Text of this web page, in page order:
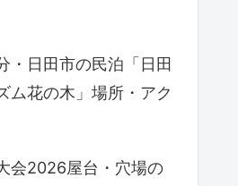
・日田市の民泊「日田
ム花の木」場所・アク
会2026屋台・穴場の